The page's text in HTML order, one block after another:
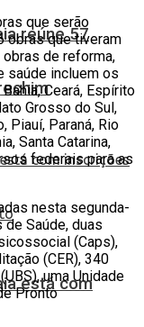
reúne 57
está com
que serão
obras que tiveram
de reforma,
saúde incluem os
Ceará, Espírito
Grosso do Sul,
Piauí, Paraná, Rio
Santa Catarina,
federais para as
nesta segunda-
Saúde, duas
(Caps),
(CER), 340
uma Unidade
Pronto